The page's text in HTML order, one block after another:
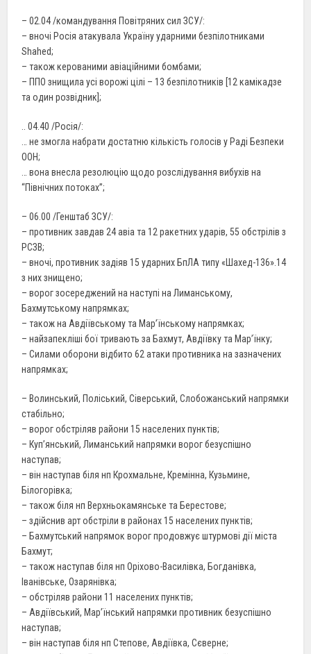
– 02.04 /командування Повітряних сил ЗСУ/:
– вночі Росія атакувала Україну ударними безпілотниками
Shahed;
– також керованими авіаційними бомбами;
– ППО знищила усі ворожі цілі – 13 безпілотників [12 камікадзе
та один розвідник];
.. 04.40 /Росія/:
… не змогла набрати достатню кількість голосів у Раді Безпеки
ООН;
… вона внесла резолюцію щодо розслідування вибухів на
“Північних потоках”;
– 06.00 /Генштаб ЗСУ/:
– противник завдав 24 авіа та 12 ракетних ударів, 55 обстрілів з
РСЗВ;
– вночі, противник задіяв 15 ударних БпЛА типу «Шахед-136».14
з них знищено;
– ворог зосереджений на наступі на Лиманському,
Бахмутському напрямках;
– також на Авдіївському та Мар’їнському напрямках;
– найзапекліші бої тривають за Бахмут, Авдіївку та Мар’їнку;
– Силами оборони відбито 62 атаки противника на зазначених
напрямках;
– Волинський, Поліський, Сіверський, Слобожанський напрямки
стабільно;
– ворог обстріляв райони 15 населених пунктів;
– Куп’янський, Лиманський напрямки ворог безуспішно
наступав;
– він наступав біля нп Крохмальне, Кремінна, Кузьмине,
Білогорівка;
– також біля нп Верхньокамянське та Берестове;
– здійснив арт обстріли в районах 15 населених пунктів;
– Бахмутський напрямок ворог продовжує штурмові дії міста
Бахмут;
– також наступав біля нп Оріхово-Василівка, Богданівка,
Іванівське, Озарянівка;
– обстріляв райони 11 населених пунктів;
– Авдіївський, Мар’їнський напрямки противник безуспішно
наступав;
– він наступав біля нп Степове, Авдіївка, Сєверне;